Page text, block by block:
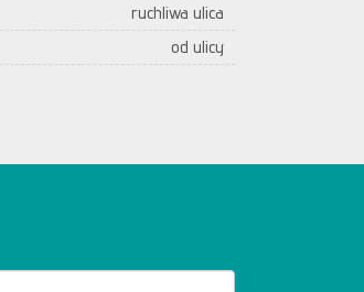
ruchliwa ulica
od ulicy